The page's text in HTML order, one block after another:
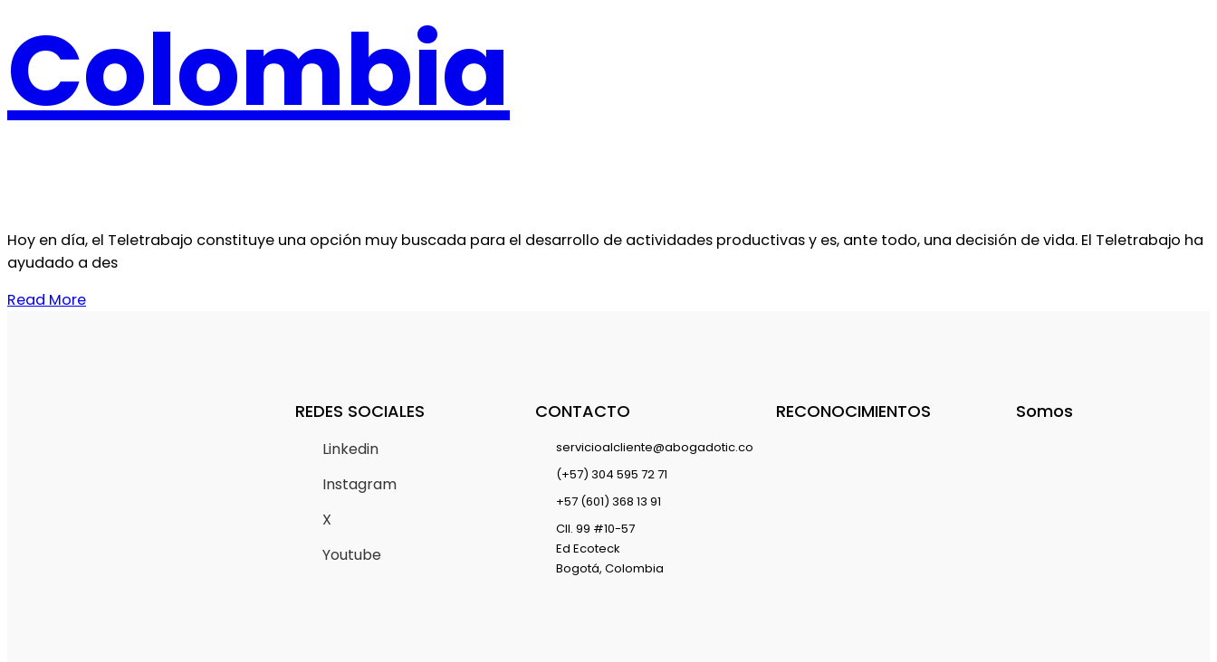
Colombia
Hoy en día, el Teletrabajo constituye una opción muy buscada para el desarrollo de actividades productivas y es, ante todo, una decisión de vida. El Teletrabajo ha
ayudado a des
Read More
REDES SOCIALES
Linkedin
Instagram
X
Youtube
CONTACTO
servicioalcliente@abogadotic.co
(+57) 304 595 72 71
+57 (601) 368 13 91
Cll. 99 #10-57
Ed Ecoteck
Bogotá, Colombia
RECONOCIMIENTOS Somos